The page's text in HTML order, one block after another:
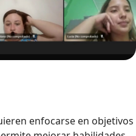
enfocarse en objetivos